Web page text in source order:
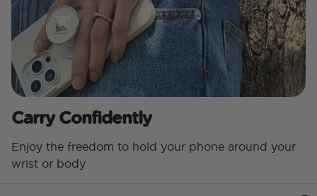
Carry Confidently
Enjoy the freedom to hold your phone around your
wrist or body